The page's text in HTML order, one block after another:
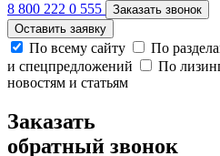
8 800 222 0 555
Заказать звонок
Оставить заявку
По всему сайту По
и спецпредложений
По
новостям и статьям
Заказать
обратный звонок